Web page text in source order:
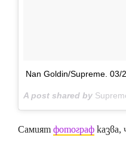
Nan Goldin/Supreme. 03/
A post shared by
Самиятфотографказва,